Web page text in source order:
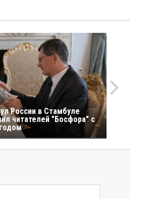
России в Стамбуле
читателей "Босфора" с